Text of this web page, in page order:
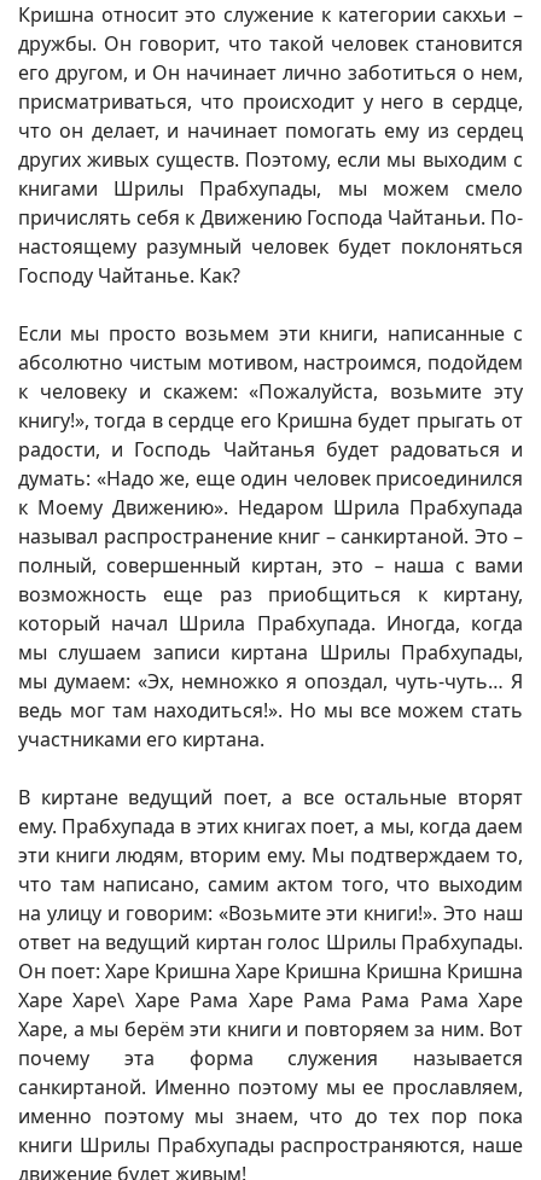
Кришна относит это служение к категории сакхьи –
дружбы. Он говорит, что такой человек становится
его другом, и Он начинает лично заботиться о нем,
присматриваться, что происходит у него в сердце,
что он делает, и начинает помогать ему из сердец
других живых существ. Поэтому, если мы выходим с
книгами Шрилы Прабхупады, мы можем смело
причислять себя к Движению Господа Чайтаньи. По-
настоящему разумный человек будет поклоняться
Господу Чайтанье. Как?
Если мы просто возьмем эти книги, написанные с
абсолютно чистым мотивом, настроимся, подойдем
к человеку и скажем: «Пожалуйста, возьмите эту
книгу!», тогда в сердце его Кришна будет прыгать от
радости, и Господь Чайтанья будет радоваться и
думать: «Надо же, еще один человек присоединился
к Моему Движению». Недаром Шрила Прабхупада
называл распространение книг – санкиртаной. Это –
полный, совершенный киртан, это – наша с вами
возможность еще раз приобщиться к киртану,
который начал Шрила Прабхупада. Иногда, когда
мы слушаем записи киртана Шрилы Прабхупады,
мы думаем: «Эх, немножко я опоздал, чуть-чуть… Я
ведь мог там находиться!». Но мы все можем стать
участниками его киртана.
В киртане ведущий поет, а все остальные вторят
ему. Прабхупада в этих книгах поет, а мы, когда даем
эти книги людям, вторим ему. Мы подтверждаем то,
что там написано, самим актом того, что выходим
на улицу и говорим: «Возьмите эти книги!». Это наш
ответ на ведущий киртан голос Шрилы Прабхупады.
Он поет: Харе Кришна Харе Кришна Кришна Кришна
Харе Харе\ Харе Рама Харе Рама Рама Рама Харе
Харе, а мы берём эти книги и повторяем за ним. Вот
почему эта форма служения называется
санкиртаной. Именно поэтому мы ее прославляем,
именно поэтому мы знаем, что до тех пор пока
книги Шрилы Прабхупады распространяются, наше
движение будет живым!